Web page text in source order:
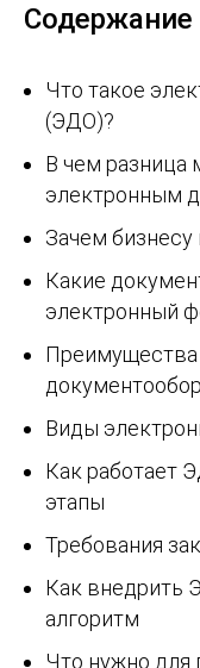
Содержание
Что такое
(ЭДО)?
В чем
электронным
Зачем
Какие
электронный
Преимущества
Виды
Как работает
этапы
Требования
Как внедрить
алгоритм
Что нужно